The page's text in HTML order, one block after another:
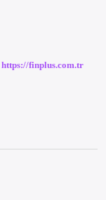
https://finplus.com.tr